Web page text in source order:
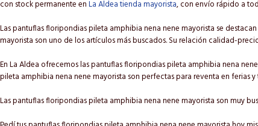
con stock permanente enLa Aldea tienda mayorista, con envío rápido a
Las pantuflas floripondias pileta amphibia nena nene mayorista se
mayorista son uno de los artículos más buscados. Su relación calidad-
En La Aldea ofrecemos las pantuflas floripondias pileta amphibia nena
pileta amphibia nena nene mayorista son perfectas para reventa en ferias y
Las pantuflas floripondias pileta amphibia nena nene mayorista son muy